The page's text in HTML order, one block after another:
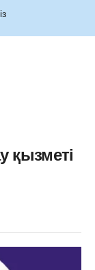
қызметі